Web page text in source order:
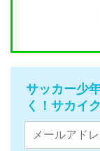
サッカー少
く！サカイ